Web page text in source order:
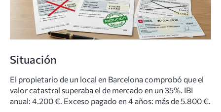
Situación
El propietario de un local en Barcelona comprobó que el
valor catastral superaba el de mercado en un 35%. IBI
anual: 4.200 €. Exceso pagado en 4 años: más de 5.800 €.